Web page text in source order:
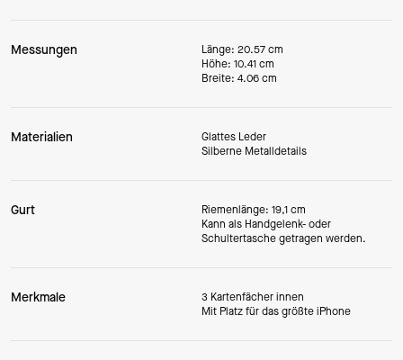
Messungen
Länge: 20.57 cm
Höhe: 10.41 cm
Breite: 4.06 cm
Materialien
Glattes Leder
Silberne Metalldetails
Gurt
Riemenlänge: 19,1 cm
Kann als Handgelenk- oder
Schultertasche getragen werden.
Merkmale
3 Kartenfächer innen
Mit Platz für das größte iPhone